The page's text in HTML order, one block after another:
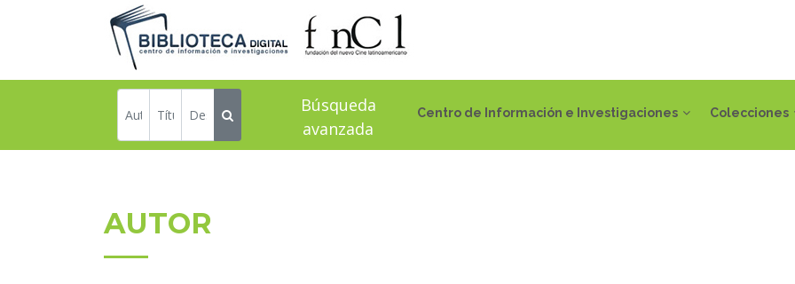
Centro de Información e Investigaciones Colecciones
Búsqueda
avanzada
AUTOR